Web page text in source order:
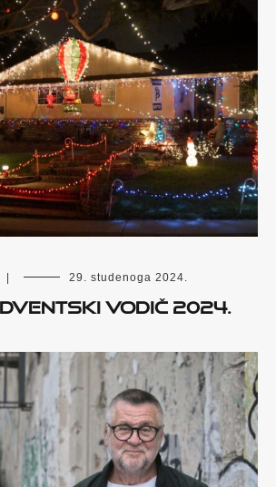
| 29. studenoga 2024.
VODIČ 2024.